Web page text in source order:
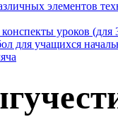
элементов
уроков (для
для учащихся